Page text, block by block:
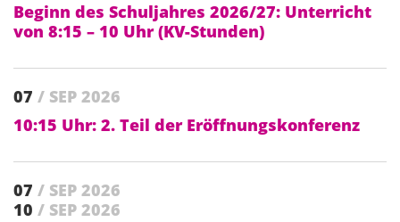
Beginn des Schuljahres 2026/27: Unterricht
von 8:15 – 10 Uhr (KV-Stunden)
07 / SEP 2026
10:15 Uhr: 2. Teil der Eröffnungskonferenz
07 / SEP 2026
10 / SEP 2026